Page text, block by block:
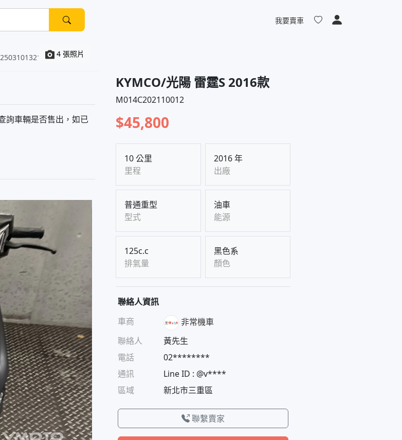
我要賣車
4 張照片
詢車輛是否售出，如已
KYMCO/光陽 雷霆S 2016款
M014C202110012
$45,800
10 公里
里程
2016 年
出廠
普通重型
型式
油車
能源
125c.c
排氣量
黑色系
顏色
聯絡人資訊
車商
非常機車
聯絡人
黃先生
電話
02********
通訊
Line ID : @v****
區域
新北市三重區
聯繫賣家